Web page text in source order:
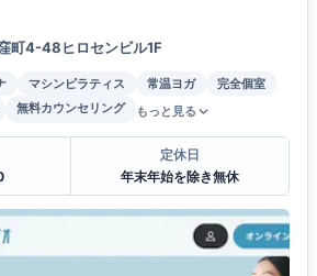
町4-48ヒロセンビル1F
マシンピラティス 常温ヨガ
完全個室
無料カウンセリング もっと見る
定休日
年末年始を除き無休